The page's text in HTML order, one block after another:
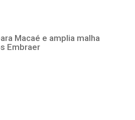
Macaé e amplia malha
Embraer